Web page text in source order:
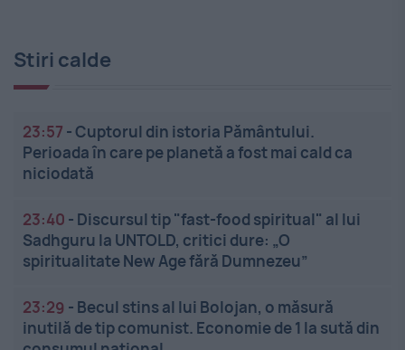
Stiri calde
23:57 -Cuptorul din istoria Pământului.
Perioada în care pe planetă a fost mai cald ca
niciodată
23:40 - Discursul tip "fast-food spiritual" al lui
Sadhguru la UNTOLD, critici dure: „O
spiritualitate New Age fără Dumnezeu”
23:29 - Becul stins al lui Bolojan, o măsură
inutilă de tip comunist. Economie de 1 la sută din